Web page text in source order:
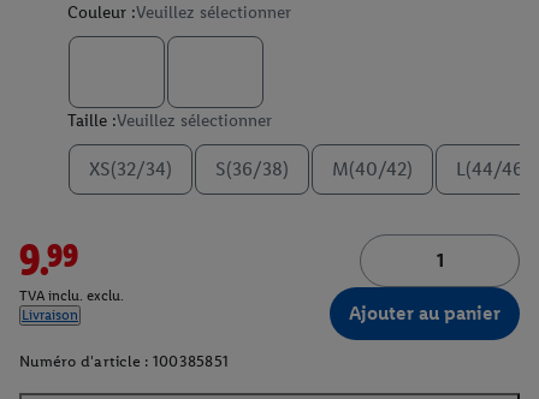
Couleur :Veuillez sélectionner
Taille :Veuillez sélectionner
XS(32/34) S(36/38) M(40/42) L(44/46)
9.99
TVA inclu. exclu.
Livraison
Ajouter au panier
Numéro d'article : 100385851